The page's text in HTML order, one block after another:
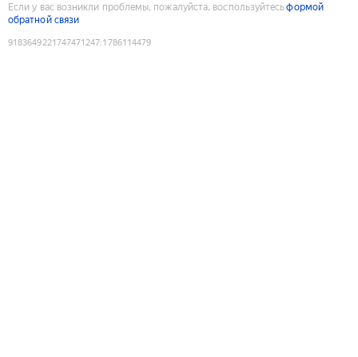
Если у вас возникли проблемы, пожалуйста, воспользуйтесьформой
обратной связи
9183649221747471247:1786114479